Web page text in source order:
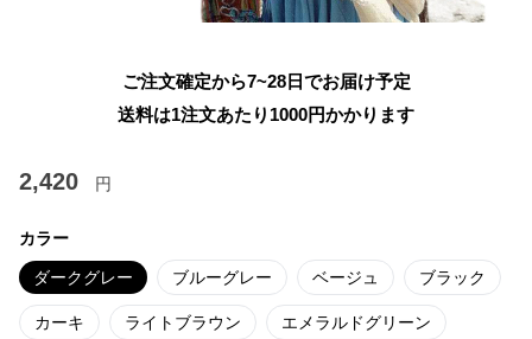
ご注文確定から7~28日でお届け予定
送料は1注文あたり 1000円かかります
2,420 円
カラー
ダークグレー ブルーグレー ベージュ ブラック
カーキ ライトブラウン エメラルドグリーン